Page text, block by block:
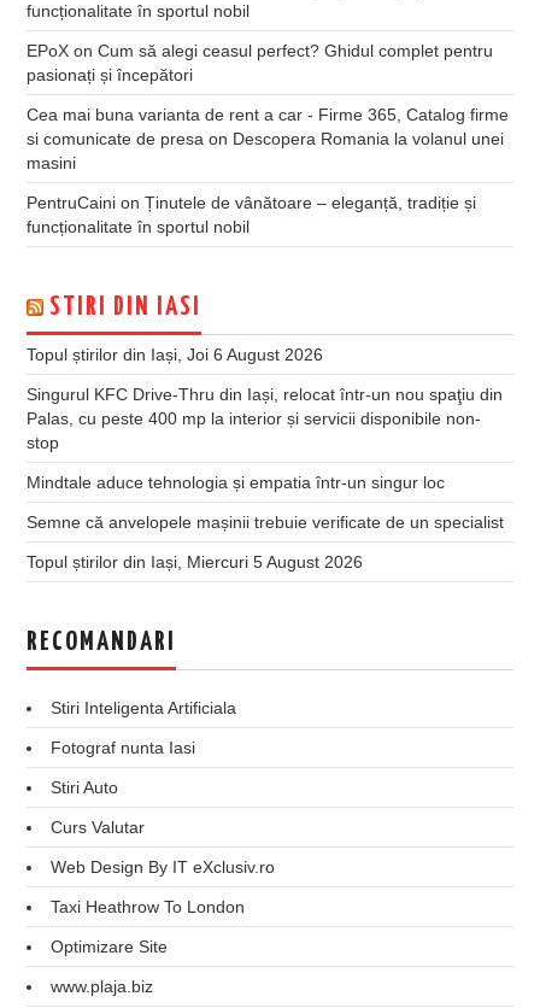
funcționalitate în sportul nobil
EPoX onCum să alegi ceasul perfect? Ghidul complet pentru
pasionați și începători
Cea mai buna varianta de rent a car - Firme 365, Catalog firme
si comunicate de presa on Descopera Romania la volanul unei
masini
PentruCaini onȚinutele de vânătoare – eleganță, tradiție și
funcționalitate în sportul nobil
STIRI DIN IASI
Topul știrilor din Iași, Joi 6 August 2026
Singurul KFC Drive-Thru din Iași, relocat într-un nou spaţiu din
Palas, cu peste 400 mp la interior și servicii disponibile non-
stop
Mindtale aduce tehnologia și empatia într-un singur loc
Semne că anvelopele mașinii trebuie verificate de un specialist
Topul știrilor din Iași, Miercuri 5 August 2026
RECOMANDARI
Stiri Inteligenta Artificiala
Fotograf nunta Iasi
Stiri Auto
Curs Valutar
Web Design By IT eXclusiv.ro
Taxi Heathrow To London
Optimizare Site
www.plaja.biz